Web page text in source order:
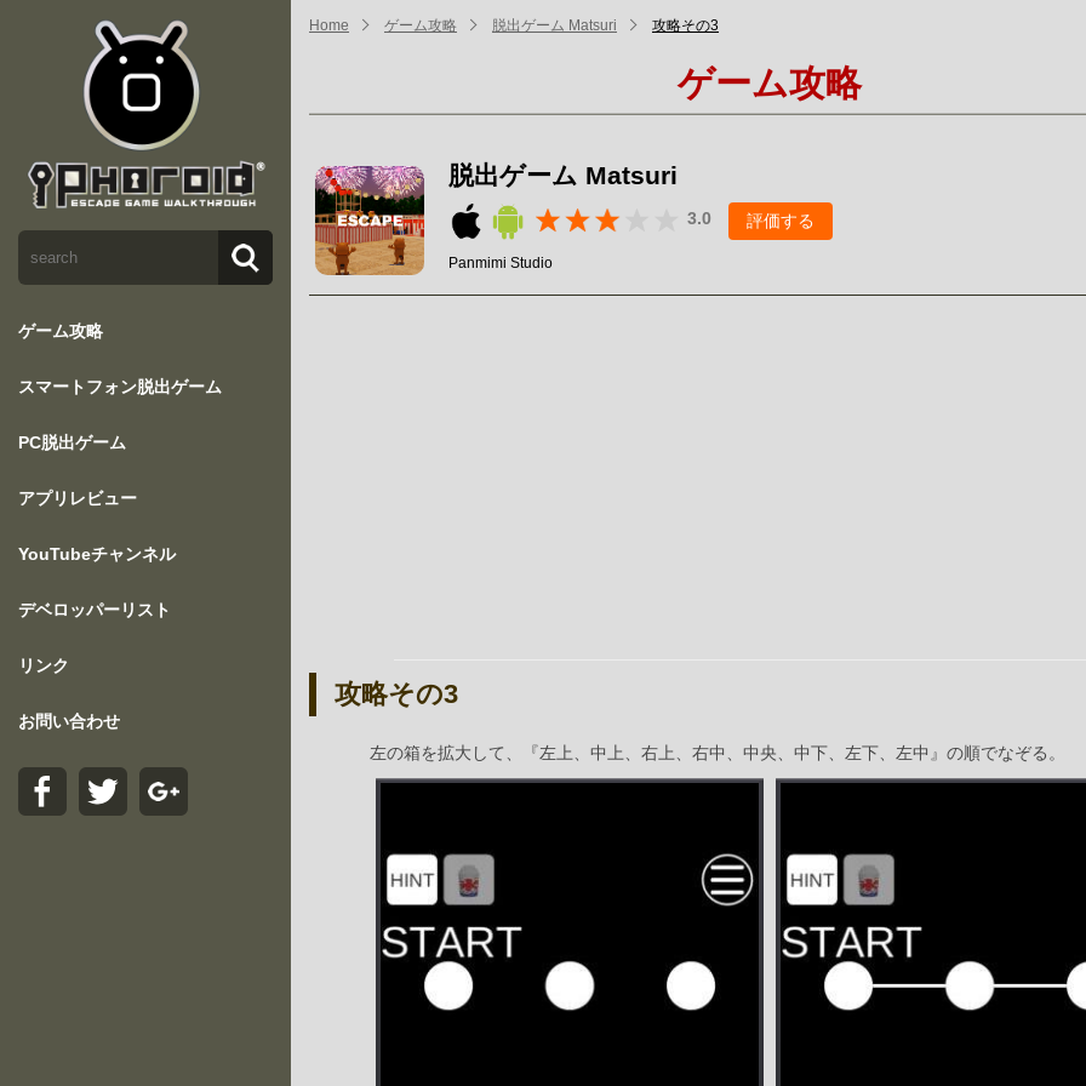
ゲーム攻略
スマートフォン脱出ゲーム
PC脱出ゲーム
アプリレビュー
YouTubeチャンネル
デベロッパーリスト
リンク
お問い合わせ
Home ゲーム攻略 脱出ゲーム Matsuri 攻略その3
ゲーム攻略
脱出ゲーム Matsuri
3.0 評価する
Panmimi Studio
攻略その3
左の箱を拡大して、『左上、中上、右上、右中、中央、中下、左下、左中』の順でなぞる。